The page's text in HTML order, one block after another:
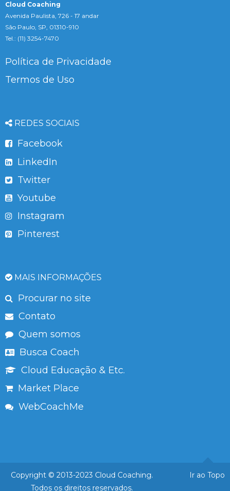
Cloud Coaching
Avenida Paulista, 726 - 17 andar
São Paulo, SP, 01310-910
Tel.: (11) 3254-7470
Política de Privacidade
Termos de Uso
REDES SOCIAIS
Facebook
LinkedIn
Twitter
Youtube
Instagram
Pinterest
MAIS INFORMAÇÕES
Procurar no site
Contato
Quem somos
Busca Coach
Cloud Educação & Etc.
Market Place
WebCoachMe
Ir ao Topo
Copyright © 2013-2023 Cloud Coaching.
Todos os direitos reservados.